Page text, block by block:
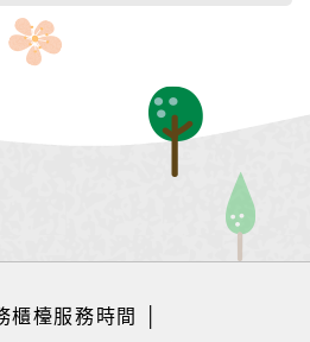
櫃檯服務時間